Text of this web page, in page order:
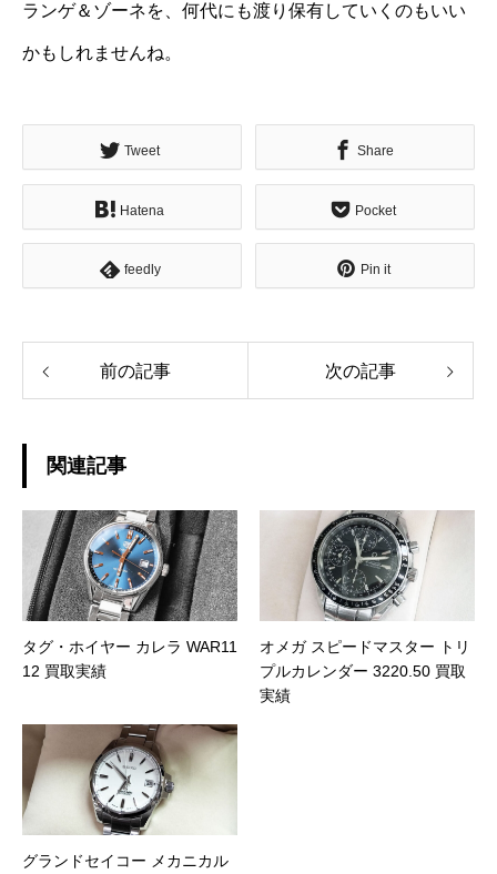
ランゲ＆ゾーネを、何代にも渡り保有していくのもいい
かもしれませんね。
Tweet Share
Hatena Pocket
feedly Pin it
前の記事 次の記事
関連記事
タグ・ホイヤー カレラ WAR11
12 買取実績
オメガ スピードマスター トリ
プルカレンダー 3220.50 買取
実績
グランドセイコー メカニカル